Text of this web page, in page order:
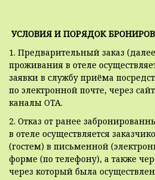
УСЛОВИЯ И ПОРЯДОК
1. Предварительный заказ
проживания в отеле
заявки в службу приёма
по электронной почте, через
каналы OTA.
2. Отказ от ранее
в отеле осуществляется
(гостем) в письменной
форме (по телефону), а также
через который была